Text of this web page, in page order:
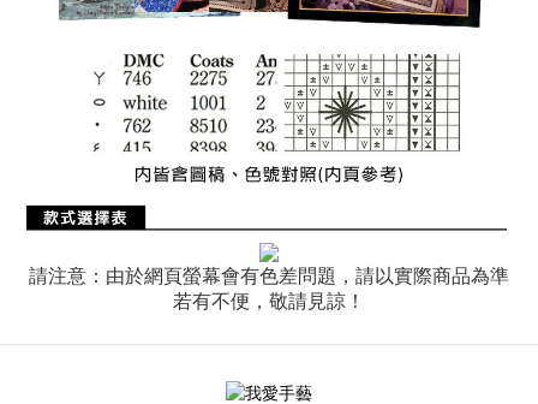
請注意：由於網頁螢幕會有色差問題，請以實際商品為準
若有不便，敬請見諒！